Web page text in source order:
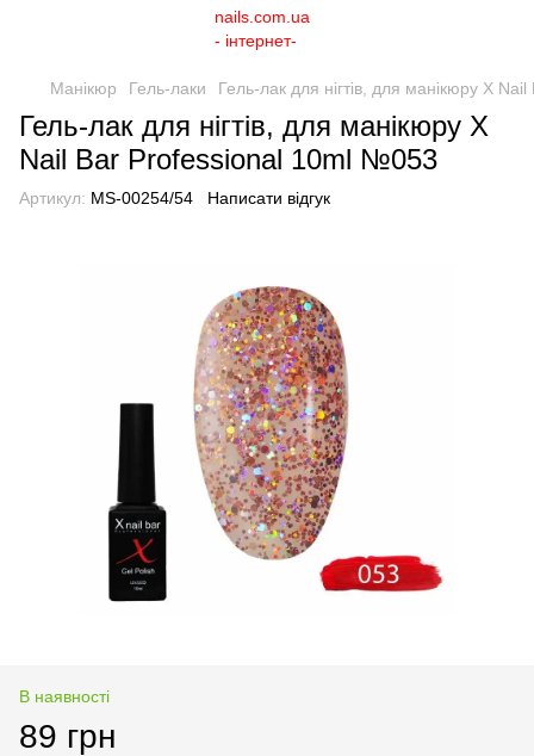
Манікюр Гель-лаки Гель-лак для нігтів, для манікюру X
Гель-лак для нігтів, для манікюру X
Nail Bar Professional 10ml №053
Артикул: MS-00254/54 Написати відгук
В наявності
89 грн